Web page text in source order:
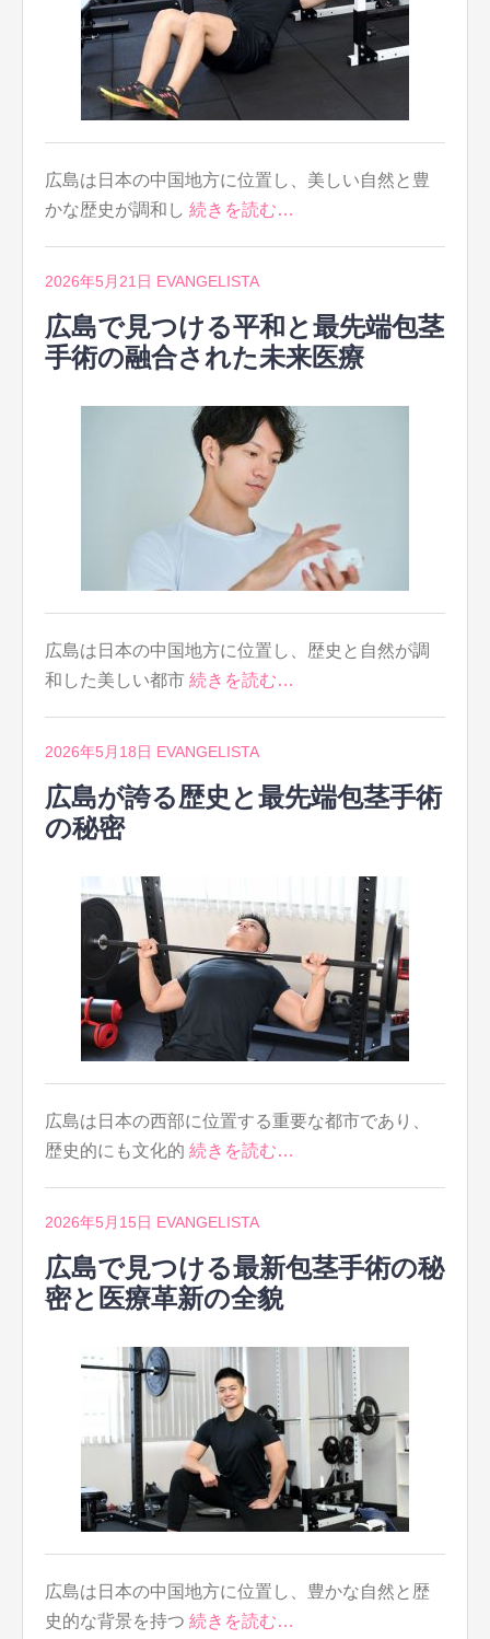
広島は日本の中国地方に位置し、美しい自然と豊
かな歴史が調和し 続きを読む…
2026年5月21日 EVANGELISTA
広島で見つける平和と最先端包茎
手術の融合された未来医療
広島は日本の中国地方に位置し、歴史と自然が調
和した美しい都市 続きを読む…
2026年5月18日 EVANGELISTA
広島が誇る歴史と最先端包茎手術
の秘密
広島は日本の西部に位置する重要な都市であり、
歴史的にも文化的 続きを読む…
2026年5月15日 EVANGELISTA
広島で見つける最新包茎手術の秘
密と医療革新の全貌
広島は日本の中国地方に位置し、豊かな自然と歴
史的な背景を持つ 続きを読む…